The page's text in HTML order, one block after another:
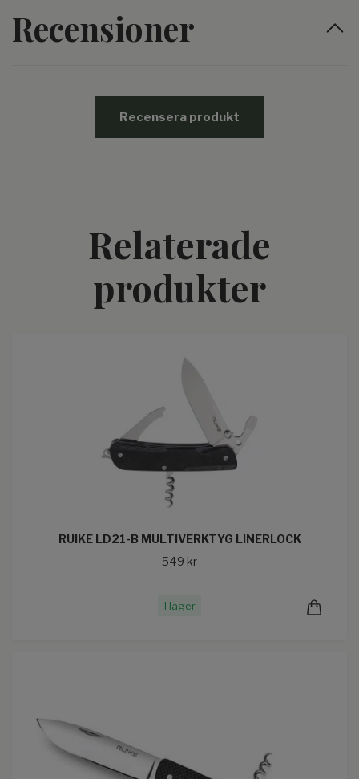
Recensioner
Recensera produkt
Relaterade
produkter
RUIKE LD21-B MULTIVERKTYG LINERLOCK
549 kr
I lager